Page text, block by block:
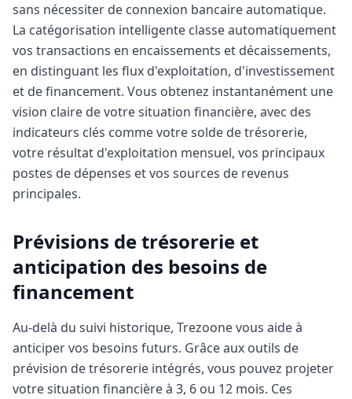
sans nécessiter de connexion bancaire automatique.
La catégorisation intelligente classe automatiquement
vos transactions en encaissements et décaissements,
en distinguant les flux d'exploitation, d'investissement
et de financement. Vous obtenez instantanément une
vision claire de votre situation financière, avec des
indicateurs clés comme votre solde de trésorerie,
votre résultat d'exploitation mensuel, vos principaux
postes de dépenses et vos sources de revenus
principales.
Prévisions de trésorerie et
anticipation des besoins de
financement
Au-delà du suivi historique, Trezoone vous aide à
anticiper vos besoins futurs. Grâce aux outils de
prévision de trésorerie intégrés, vous pouvez projeter
votre situation financière à 3, 6 ou 12 mois. Ces